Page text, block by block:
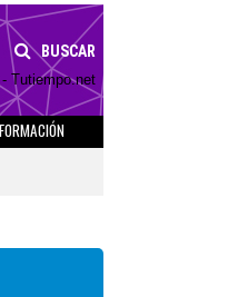
BUSCAR
Tutiempo.net
FORMACIÓN